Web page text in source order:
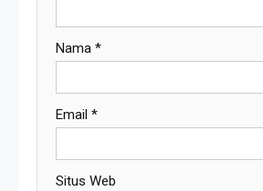
Nama *
Email *
Situs Web